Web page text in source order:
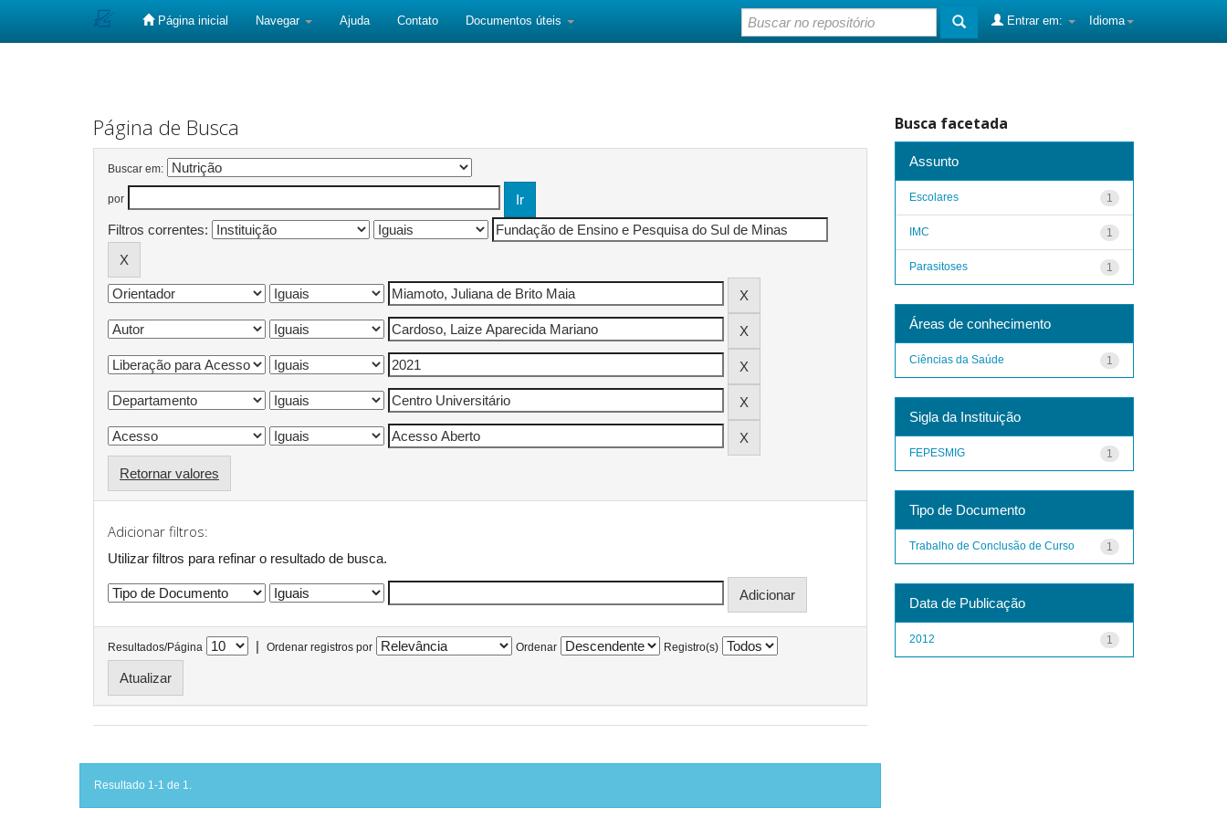
Página inicial Navegar Ajuda Contato Documentos úteis Idioma
Entrar em:
Página de Busca
Buscar em:
por
Filtros correntes:
Retornar valores
Adicionar filtros:
Utilizar filtros para refinar o resultado de busca.
Resultados/Página | Ordenar registros por Ordenar Registro(s)
Resultado 1-1 de 1.
Busca facetada
Assunto
1
Escolares
1
IMC
1
Parasitoses
Áreas de conhecimento
1
Ciências da Saúde
Sigla da Instituição
1
FEPESMIG
Tipo de Documento
1
Trabalho de Conclusão de Curso
Data de Publicação
1
2012